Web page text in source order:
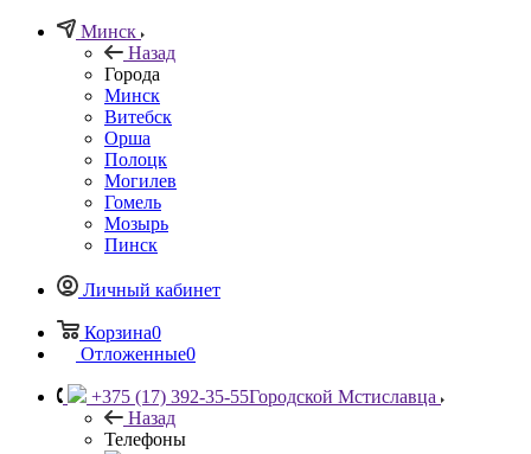
Минск
Назад
Города
Минск
Витебск
Орша
Полоцк
Могилев
Гомель
Мозырь
Пинск
Личный кабинет
Корзина0
Отложенные0
+375 (17) 392-35-55Городской Мстиславца
Назад
Телефоны